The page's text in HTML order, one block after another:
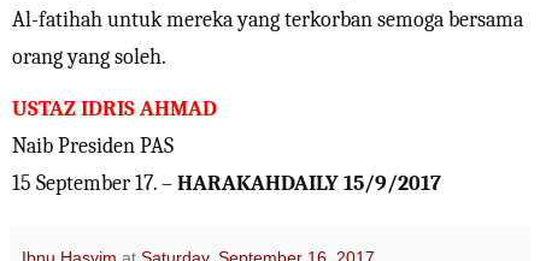
Al-fatihah untuk mereka yang terkorban semoga bersama
orang yang soleh.
USTAZ IDRIS AHMAD
Naib Presiden PAS
15 September 17. –HARAKAHDAILY 15/9/2017
Ibnu Hasyim at Saturday, September 16, 2017